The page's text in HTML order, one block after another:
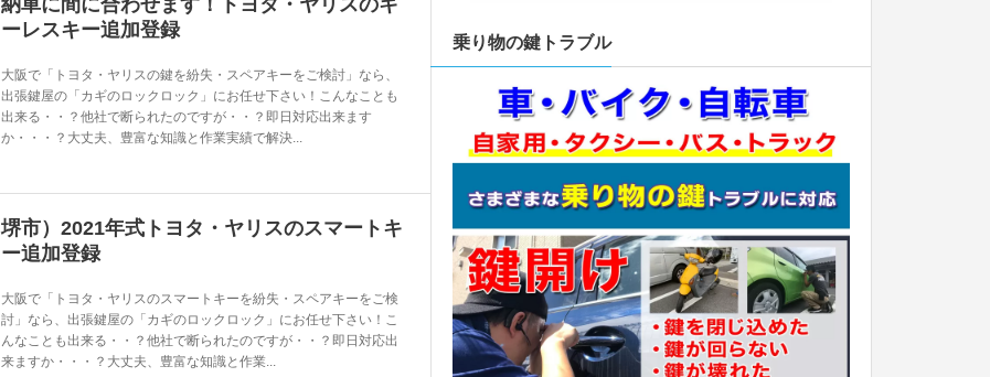
納車に間に合わせます！トヨタ・ヤリスのキ
ーレスキー追加登録
大阪で「トヨタ・ヤリスの鍵を紛失・スペアキーをご検討」なら、
出張鍵屋の「カギのロックロック」にお任せ下さい！こんなことも
出来る・・？他社で断られたのですが・・？即日対応出来ます
か・・・？大丈夫、豊富な知識と作業実績で解決...
堺市）2021年式トヨタ・ヤリスのスマートキ
ー追加登録
大阪で「トヨタ・ヤリスのスマートキーを紛失・スペアキーをご検
討」なら、出張鍵屋の「カギのロックロック」にお任せ下さい！こ
んなことも出来る・・？他社で断られたのですが・・？即日対応出
来ますか・・・？大丈夫、豊富な知識と作業...
乗り物の鍵トラブル